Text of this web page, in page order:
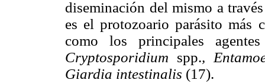
diseminación del mismo a
es el protozoario parásito más
como los principales
Cryptosporidium spp.,
Giardia intestinalis (17).